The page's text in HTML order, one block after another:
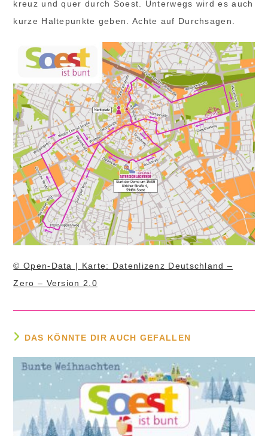
kreuz und quer durch Soest. Unterwegs wird es auch
kurze Haltepunkte geben. Achte auf Durchsagen.
© Open-Data | Karte: Datenlizenz Deutschland –
Zero – Version 2.0
DAS KÖNNTE DIR AUCH GEFALLEN